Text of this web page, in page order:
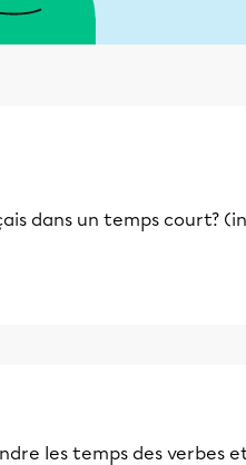
dans un temps court? (in
les temps des verbes